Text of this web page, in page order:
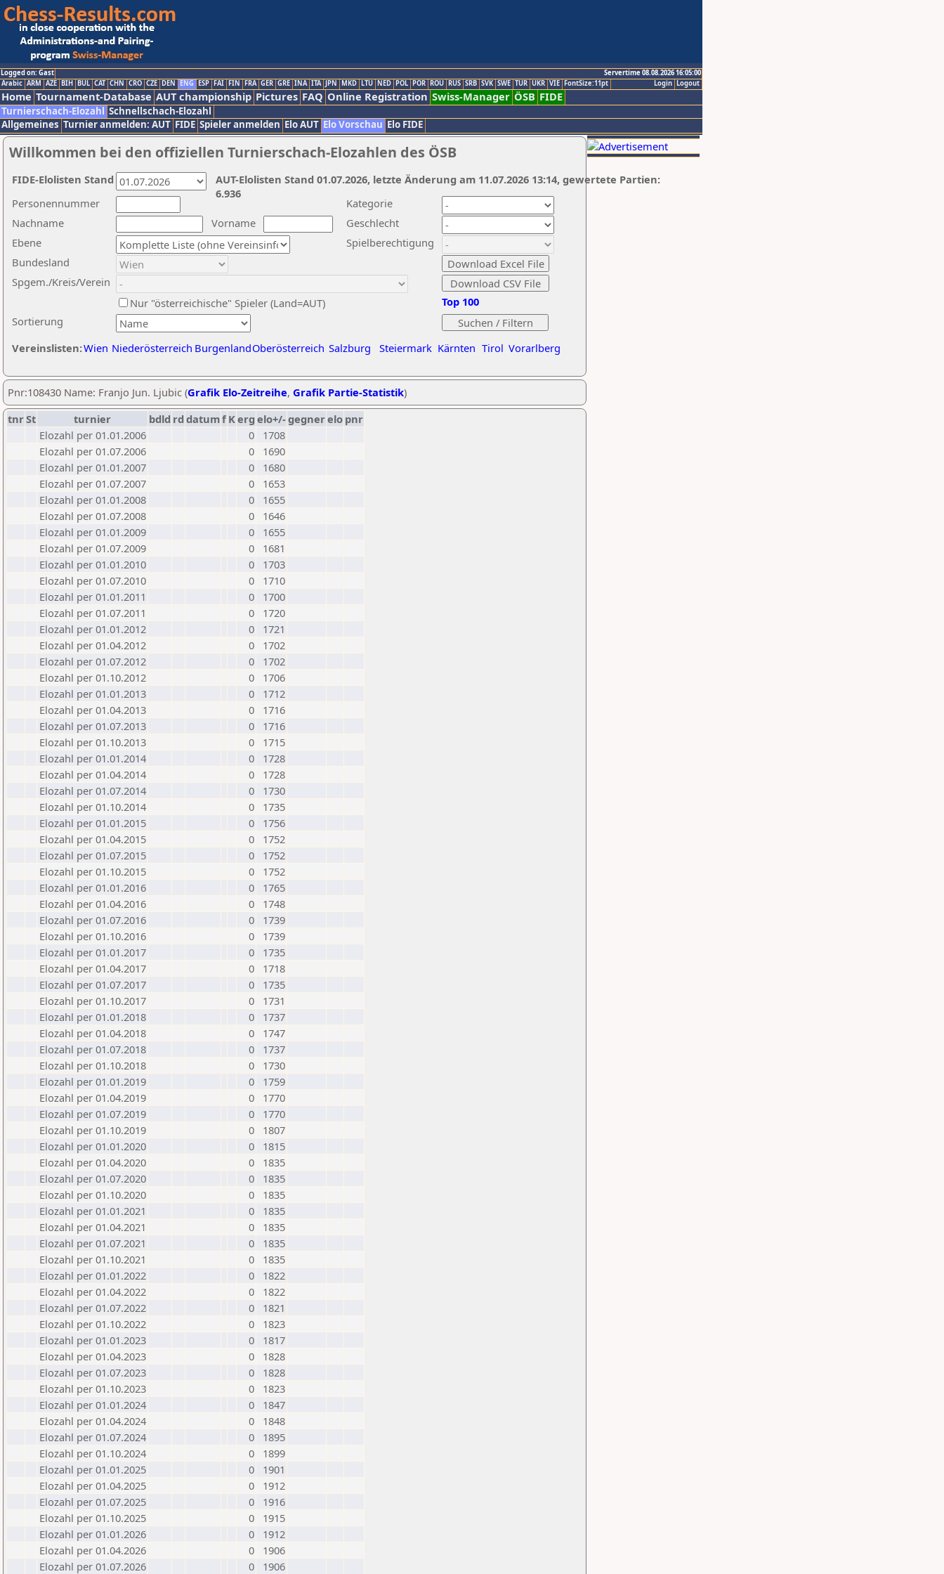
Logged on: Gast
Servertime 08.08.2026 16:05:00
Logout
Login
Arabic ARM AZE BIH BUL CAT CHN CRO CZE DEN ENG ESP FAI FIN FRA GER GRE INA ITA JPN MKD LTU NED POL POR ROU RUS SRB SVK SWE TUR UKR VIE FontSize:11pt
Home Tournament-Database AUT championship Pictures FAQ Online Registration Swiss-Manager ÖSB FIDE
Turnierschach-Elozahl Schnellschach-Elozahl
Allgemeines Turnier anmelden: AUT FIDE Spieler anmelden Elo AUT Elo Vorschau Elo FIDE
Willkommen bei den offiziellen Turnierschach-Elozahlen des ÖSB
Nachname
Vorname
Ebene
Kategorie
Sortierung
Personennummer
Bundesland
Spgem./Kreis/Verein
Geschlecht
Nur "österreichische" Spieler (Land=AUT)
Spielberechtigung
Vereinslisten:Wien Niederösterreich BurgenlandOberösterreich Salzburg Steiermark Kärnten Tirol Vorarlberg
Top 100
AUT-Elolisten Stand 01.07.2026, letzte Änderung am 11.07.2026 13:14, gewertete Partien:
6.936
FIDE-Elolisten Stand
Pnr:108430 Name: Franjo Jun. Ljubic (Grafik Elo-Zeitreihe, Grafik Partie-Statistik)
tnrSt turnier bdld rd datumf Kerg elo+/-gegnerelo pnr
Elozahl per 01.01.2006
0
1708
Elozahl per 01.07.2006
0
1690
Elozahl per 01.01.2007
0
1680
Elozahl per 01.07.2007
0
1653
Elozahl per 01.01.2008
0
1655
Elozahl per 01.07.2008
0
1646
Elozahl per 01.01.2009
0
1655
Elozahl per 01.07.2009
0
1681
Elozahl per 01.01.2010
0
1703
Elozahl per 01.07.2010
0
1710
Elozahl per 01.01.2011
0
1700
Elozahl per 01.07.2011
0
1720
Elozahl per 01.01.2012
0
1721
Elozahl per 01.04.2012
0
1702
Elozahl per 01.07.2012
0
1702
Elozahl per 01.10.2012
0
1706
Elozahl per 01.01.2013
0
1712
Elozahl per 01.04.2013
0
1716
Elozahl per 01.07.2013
0
1716
Elozahl per 01.10.2013
0
1715
Elozahl per 01.01.2014
0
1728
Elozahl per 01.04.2014
0
1728
Elozahl per 01.07.2014
0
1730
Elozahl per 01.10.2014
0
1735
Elozahl per 01.01.2015
0
1756
Elozahl per 01.04.2015
0
1752
Elozahl per 01.07.2015
0
1752
Elozahl per 01.10.2015
0
1752
Elozahl per 01.01.2016
0
1765
Elozahl per 01.04.2016
0
1748
Elozahl per 01.07.2016
0
1739
Elozahl per 01.10.2016
0
1739
Elozahl per 01.01.2017
0
1735
Elozahl per 01.04.2017
0
1718
Elozahl per 01.07.2017
0
1735
Elozahl per 01.10.2017
0
1731
Elozahl per 01.01.2018
0
1737
Elozahl per 01.04.2018
0
1747
Elozahl per 01.07.2018
0
1737
Elozahl per 01.10.2018
0
1730
Elozahl per 01.01.2019
0
1759
Elozahl per 01.04.2019
0
1770
Elozahl per 01.07.2019
0
1770
Elozahl per 01.10.2019
0
1807
Elozahl per 01.01.2020
0
1815
Elozahl per 01.04.2020
0
1835
Elozahl per 01.07.2020
0
1835
Elozahl per 01.10.2020
0
1835
Elozahl per 01.01.2021
0
1835
Elozahl per 01.04.2021
0
1835
Elozahl per 01.07.2021
0
1835
Elozahl per 01.10.2021
0
1835
Elozahl per 01.01.2022
0
1822
Elozahl per 01.04.2022
0
1822
Elozahl per 01.07.2022
0
1821
Elozahl per 01.10.2022
0
1823
Elozahl per 01.01.2023
0
1817
Elozahl per 01.04.2023
0
1828
Elozahl per 01.07.2023
0
1828
Elozahl per 01.10.2023
0
1823
Elozahl per 01.01.2024
0
1847
Elozahl per 01.04.2024
0
1848
Elozahl per 01.07.2024
0
1895
Elozahl per 01.10.2024
0
1899
Elozahl per 01.01.2025
0
1901
Elozahl per 01.04.2025
0
1912
Elozahl per 01.07.2025
0
1916
Elozahl per 01.10.2025
0
1915
Elozahl per 01.01.2026
0
1912
Elozahl per 01.04.2026
0
1906
Elozahl per 01.07.2026
0 1906